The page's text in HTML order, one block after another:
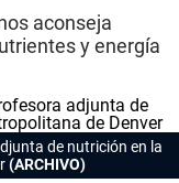
aconseja
y energía
de nutrición en la
(ARCHIVO)